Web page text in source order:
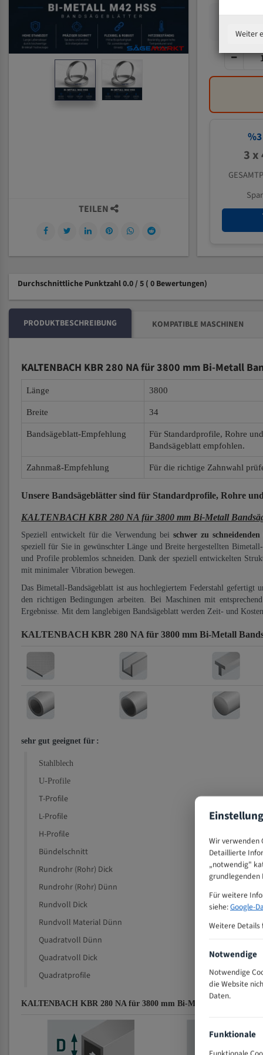
%3
3 x
TEILEN
Durchschnittliche Punktzahl 0.0 / 5 ( 0 Bewertungen)
PRODUKTBESCHREIBUNG KOMPATIBLE MASCHINEN
KALTENBACH KBR 280 NA für 3800 mm Bi-Metall
Länge 3800
Breite 34
Bandsägeblatt-Empfehlung
Für Standardprofile, Rohre
Bandsägeblatt empfohlen.
Zahnmaß-Empfehlung Für die richtige Zahnwahl
Unsere Bandsägeblätter sind für Standardprofile, Rohre
KALTENBACH KBR 280 NA für 3800 mm Bi-Metall
Speziell entwickelt für die Verwendung bei schwer zu
speziell für Sie in gewünschter Länge und Breite hergestellten
und Profile problemlos schneiden. Dank der speziell entwickelten
mit minimaler Vibration bewegen.
Das Bimetall-Bandsägeblatt ist aus hochlegiertem Federstahl
den richtigen Bedingungen arbeiten. Bei Maschinen mit
Ergebnisse. Mit dem langlebigen Bandsägeblatt werden Zeit- und
KALTENBACH KBR 280 NA für 3800 mm Bi-Metall
sehr gut geeignet für :
Stahlblech
U-Profile
T-Profile
L-Profile
H-Profile
Bündelschnitt
Rundrohr (Rohr) Dick
Rundrohr (Rohr) Dünn
Rundvoll Dick
Rundvoll Material Dünn
Quadratvoll Dünn
Quadratvoll Dick
Quadratprofile
KALTENBACH KBR 280 NA für 3800 mm Bi-Metall
Weiter
Wir verwenden
Detaillierte
„notwendig"
grundlegenden
Für weitere
siehe:Google-
Weitere Details
Notwendige
Notwendige
die Website
Daten.
Funktionale